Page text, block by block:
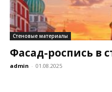
Стеновые материалы
Фасад-роспись в
admin - 01.08.2025